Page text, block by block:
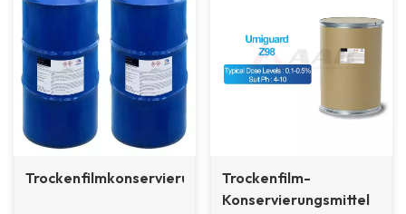
TrockenfilmkonservierungsmittelTrockenfilm-
Konservierungsmittel